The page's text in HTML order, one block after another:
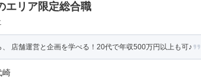
エリア限定総合職
店舗運営と企画を学べる！20代で年収500万円以上も可♪
崎